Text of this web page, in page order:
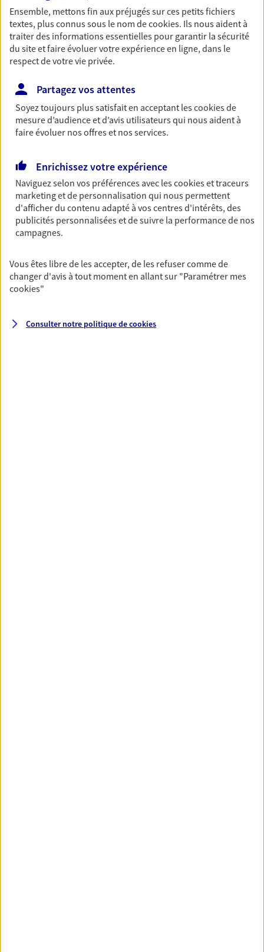
Nos expertises
Accompagner les
professionnels et les
entreprises
Comme vous, nous sommes des indépendants. Nous
bâtissons ensemble des solutions cohérentes pour
vous-même et votre famille.
Accompagner vos projets de
vie
Achat immobilier, installation, départ à la retraite…
d'assurance et d'épargne. Recevez un conseil d'expert
cohérent avec vos besoins
épargne
Ensemble, mettons fin aux préjugés sur ces petits fichiers
textes, plus connus sous le nom decookies. Ils nous aident à
traiter des informations essentielles pour garantir la sécurité
du site et faire évoluer votre expérience en ligne, dans le
respect de votre vie privée.
Partagez vos attentes
Soyez toujours plus satisfait en acceptant lescookiesde
mesure d’audience et d’avis utilisateurs qui nous aident à
faire évoluer nos offres et nos services.
Enrichissez votre expérience
Naviguez selon vos préférences avec lescookies et traceurs
marketing et de personnalisation qui nous permettent
d'afficher du contenu adapté à vos centres d'intérêts, des
publicités personnalisées et de suivre la performance de nos
campagnes.
Vous êtes libre de les accepter, de les refuser comme de
changer d'avis à tout moment en allant sur "Paramétrer mes
cookies"
Consulter notre politique decookies